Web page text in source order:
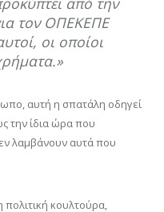
τον ΟΠΕΚΕΠΕ
οι οποίοι
αυτή η σπατάλη οδηγεί
την ίδια ώρα που
λαμβάνουν αυτά που
κουλτούρα,